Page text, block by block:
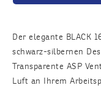
Der elegante BLACK
schwarz-silbernen
Transparente ASP
Luft an Ihrem